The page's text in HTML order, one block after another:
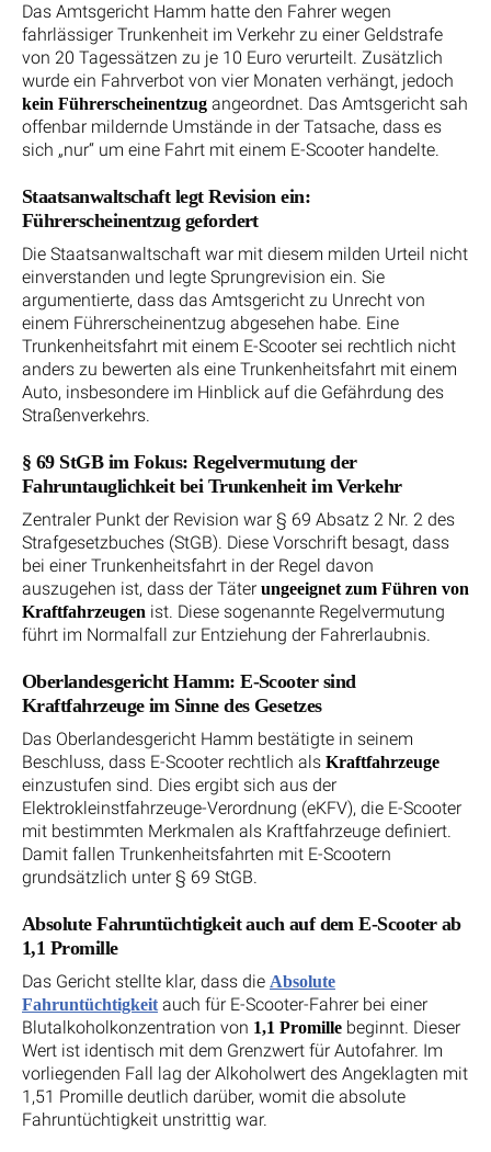
Das Amtsgericht Hamm hatte den Fahrer wegen
fahrlässiger Trunkenheit im Verkehr zu einer Geldstrafe
von 20 Tagessätzen zu je 10 Euro verurteilt. Zusätzlich
wurde ein Fahrverbot von vier Monaten verhängt, jedoch
kein Führerscheinentzug angeordnet. Das Amtsgericht sah
offenbar mildernde Umstände in der Tatsache, dass es
sich „nur“ um eine Fahrt mit einem E-Scooter handelte.
Staatsanwaltschaft legt Revision ein:
Führerscheinentzug gefordert
Die Staatsanwaltschaft war mit diesem milden Urteil nicht
einverstanden und legte Sprungrevision ein. Sie
argumentierte, dass das Amtsgericht zu Unrecht von
einem Führerscheinentzug abgesehen habe. Eine
Trunkenheitsfahrt mit einem E-Scooter sei rechtlich nicht
anders zu bewerten als eine Trunkenheitsfahrt mit einem
Auto, insbesondere im Hinblick auf die Gefährdung des
Straßenverkehrs.
§ 69 StGB im Fokus: Regelvermutung der
Fahruntauglichkeit bei Trunkenheit im Verkehr
Zentraler Punkt der Revision war § 69 Absatz 2 Nr. 2 des
Strafgesetzbuches (StGB). Diese Vorschrift besagt, dass
bei einer Trunkenheitsfahrt in der Regel davon
auszugehen ist, dass der Täter ungeeignet zum Führen von
Kraftfahrzeugen ist. Diese sogenannte Regelvermutung
führt im Normalfall zur Entziehung der Fahrerlaubnis.
Oberlandesgericht Hamm: E-Scooter sind
Kraftfahrzeuge im Sinne des Gesetzes
Das Oberlandesgericht Hamm bestätigte in seinem
Beschluss, dass E-Scooter rechtlich als Kraftfahrzeuge
einzustufen sind. Dies ergibt sich aus der
Elektrokleinstfahrzeuge-Verordnung (eKFV), die E-Scooter
mit bestimmten Merkmalen als Kraftfahrzeuge definiert.
Damit fallen Trunkenheitsfahrten mit E-Scootern
grundsätzlich unter § 69 StGB.
Absolute Fahruntüchtigkeit auch auf dem E-Scooter ab
1,1 Promille
Das Gericht stellte klar, dass die Absolute
Fahruntüchtigkeit auch für E-Scooter-Fahrer bei einer
Blutalkoholkonzentration von 1,1 Promille beginnt. Dieser
Wert ist identisch mit dem Grenzwert für Autofahrer. Im
vorliegenden Fall lag der Alkoholwert des Angeklagten mit
1,51 Promille deutlich darüber, womit die absolute
Fahruntüchtigkeit unstrittig war.